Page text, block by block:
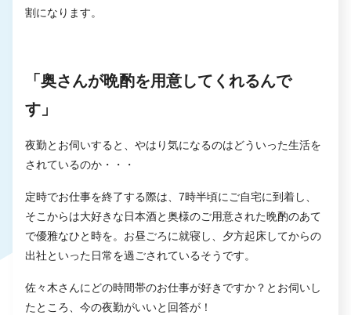
割になります。
「奥さんが晩酌を用意してくれるんで
す」
夜勤とお伺いすると、やはり気になるのはどういった生活を
されているのか・・・
定時でお仕事を終了する際は、7時半頃にご自宅に到着し、
そこからは大好きな日本酒と奥様のご用意された晩酌のあて
で優雅なひと時を。お昼ごろに就寝し、夕方起床してからの
出社といった日常を過ごされているそうです。
佐々木さんにどの時間帯のお仕事が好きですか？とお伺いし
たところ、今の夜勤がいいと回答が！